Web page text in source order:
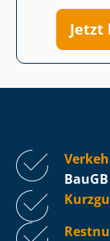
Jetzt
BauGB